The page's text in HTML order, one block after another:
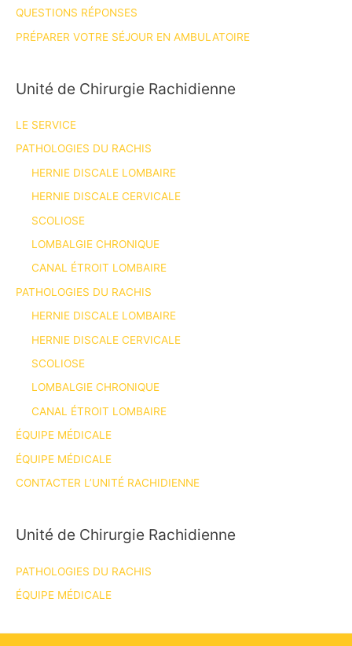
QUESTIONS RÉPONSES
PRÉPARER VOTRE SÉJOUR EN AMBULATOIRE
Unité de Chirurgie Rachidienne
LE SERVICE
PATHOLOGIES DU RACHIS
HERNIE DISCALE LOMBAIRE
HERNIE DISCALE CERVICALE
SCOLIOSE
LOMBALGIE CHRONIQUE
CANAL ÉTROIT LOMBAIRE
PATHOLOGIES DU RACHIS
HERNIE DISCALE LOMBAIRE
HERNIE DISCALE CERVICALE
SCOLIOSE
LOMBALGIE CHRONIQUE
CANAL ÉTROIT LOMBAIRE
ÉQUIPE MÉDICALE
ÉQUIPE MÉDICALE
CONTACTER L’UNITÉ RACHIDIENNE
Unité de Chirurgie Rachidienne
PATHOLOGIES DU RACHIS
ÉQUIPE MÉDICALE